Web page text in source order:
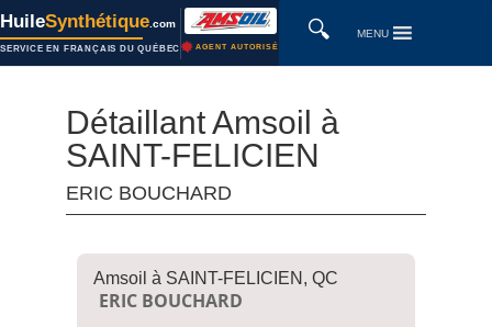
HuileSynthétique .com
SERVICE EN FRANÇAIS DU QUÉBEC AGENT AUTORISÉ
🔍 MENU
Détaillant Amsoil à
SAINT-FELICIEN
ERIC BOUCHARD
Amsoil à SAINT-FELICIEN, QC
ERIC BOUCHARD